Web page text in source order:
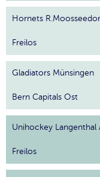
Freilos
Gladiators Münsingen
Bern Capitals Ost
Freilos